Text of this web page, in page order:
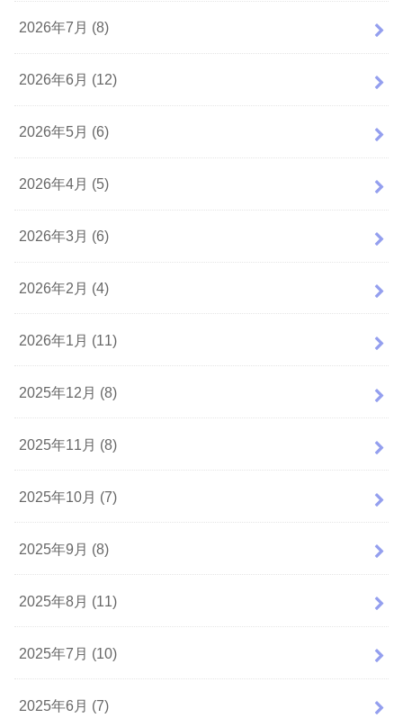
2026年7月 (8)
2026年6月 (12)
2026年5月 (6)
2026年4月 (5)
2026年3月 (6)
2026年2月 (4)
2026年1月 (11)
2025年12月 (8)
2025年11月 (8)
2025年10月 (7)
2025年9月 (8)
2025年8月 (11)
2025年7月 (10)
2025年6月 (7)